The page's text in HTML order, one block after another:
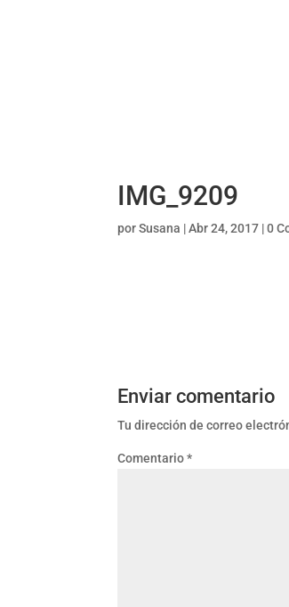
IMG_9209
porSusana |Abr 24, 2017 |0
Enviar comentario
Tu dirección de correo
Comentario*